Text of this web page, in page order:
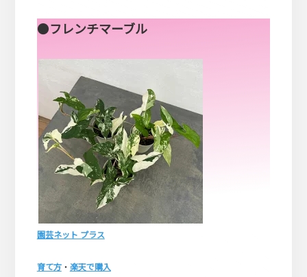
●フレンチマーブル
園芸ネット プラス
育て方・ 楽天で購入